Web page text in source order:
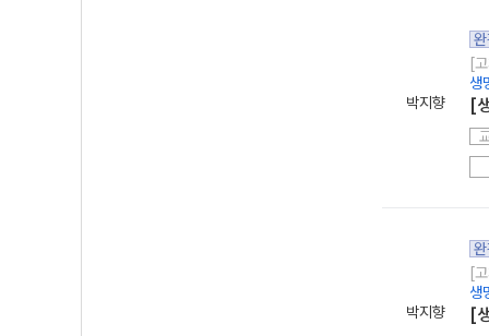
박지향
[
생
[
박지향
[
생
[